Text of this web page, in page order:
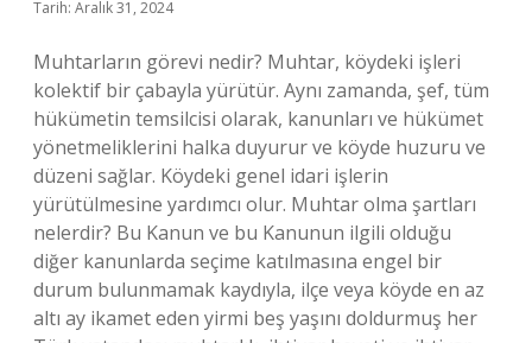
Tarih: Aralık 31, 2024
Muhtarların görevi nedir? Muhtar, köydeki işleri
kolektif bir çabayla yürütür. Aynı zamanda, şef, tüm
hükümetin temsilcisi olarak, kanunları ve hükümet
yönetmeliklerini halka duyurur ve köyde huzuru ve
düzeni sağlar. Köydeki genel idari işlerin
yürütülmesine yardımcı olur. Muhtar olma şartları
nelerdir? Bu Kanun ve bu Kanunun ilgili olduğu
diğer kanunlarda seçime katılmasına engel bir
durum bulunmamak kaydıyla, ilçe veya köyde en az
altı ay ikamet eden yirmi beş yaşını doldurmuş her